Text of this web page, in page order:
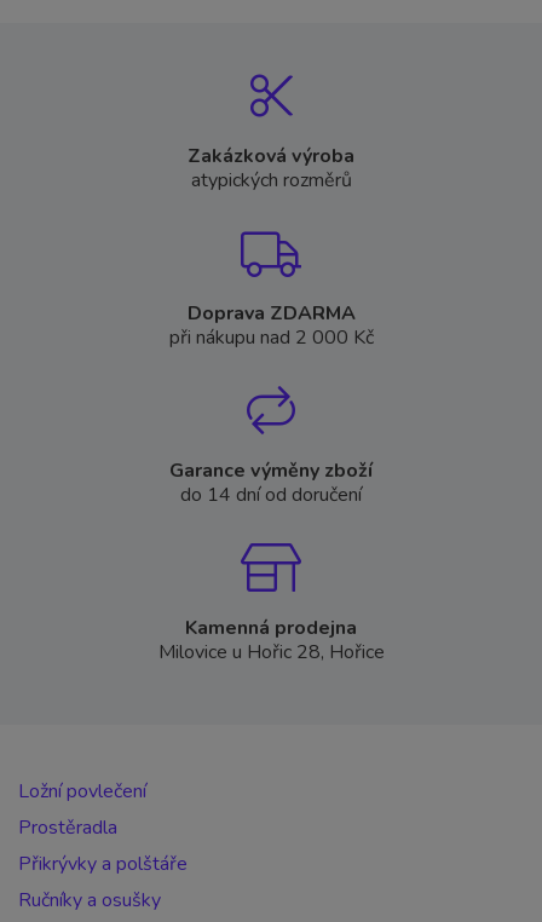
Zakázková výroba
atypických rozměrů
Doprava ZDARMA
při nákupu nad 2 000 Kč
Garance výměny zboží
do 14 dní od doručení
Kamenná prodejna
Milovice u Hořic 28, Hořice
Ložní povlečení
Prostěradla
Přikrývky a polštáře
Ručníky a osušky